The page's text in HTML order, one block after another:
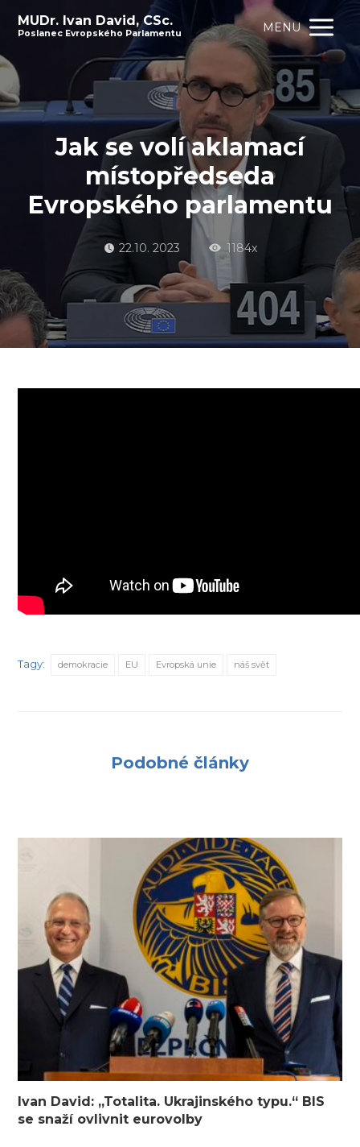
MUDr. Ivan David, CSc.
Poslanec Evropského Parlamentu MENU
Jak se volí aklamací
místopředseda
Evropského parlamentu
22.10. 2023 1184x
Tagy: demokracie EU Evropská unie náš svět
Podobné články
Ivan David: „Totalita. Ukrajinského typu.“ BIS
se snaží ovlivnit eurovolby